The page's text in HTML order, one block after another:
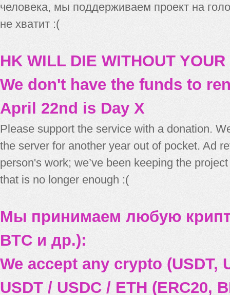
человека, мы поддерживаем проект на
не хватит :(
HK WILL DIE WITHOUT
We don't have the funds to
April 22nd is Day X
Please support the service with a donation.
the server for another year out of pocket. Ad
person's work; we’ve been keeping the
that is no longer enough :(
Мы принимаем любую
BTC и др.):
We accept any crypto (USDT,
USDT / USDC / ETH (ERC20,